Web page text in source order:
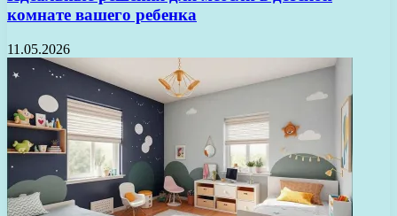
комнате вашего ребенка
11.05.2026